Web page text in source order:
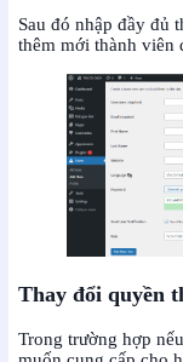
Sau đó nhập đầy đủ
thêm mới thành viên
Thay đổi quyền
Trong trường hợp